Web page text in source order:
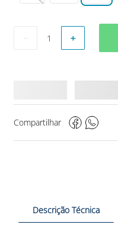
＋
Compartilhar
Descrição Técnica